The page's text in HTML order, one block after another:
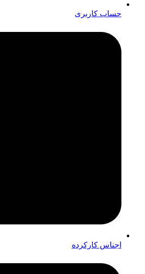
حساب کاربری
اجناس کارکرده